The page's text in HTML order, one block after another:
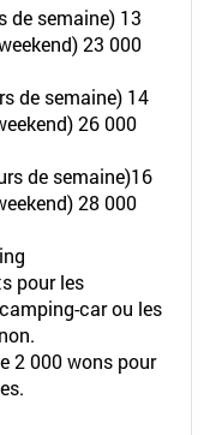
de semaine) 13
23 000
de semaine) 14
26 000
de semaine)16
28 000
pour les
car ou les
2 000 wons pour